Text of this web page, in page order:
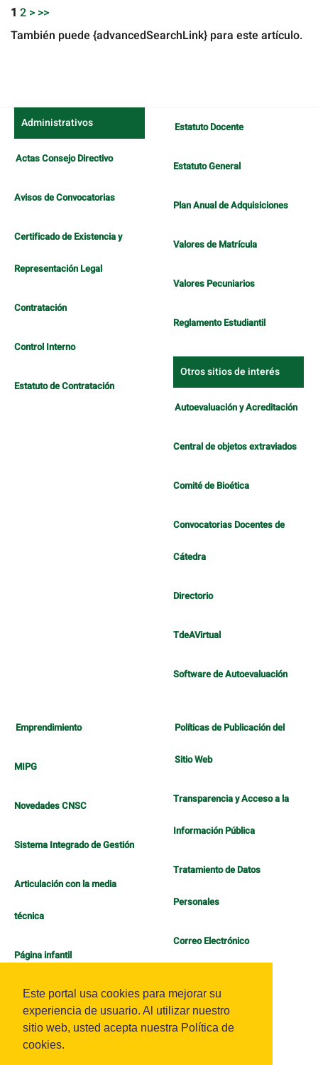
Este portal usa cookies para mejorar su
experiencia de usuario. Al utilizar nuestro
sitio web, usted acepta nuestra Política de
cookies.
1 2 > >>
También puede {advancedSearchLink} para este artículo.
Administrativos
Actas Consejo Directivo
Avisos de Convocatorias
Certificado de Existencia y
Representación Legal
Contratación
Control Interno
Estatuto de Contratación
Estatuto Docente
Estatuto General
Plan Anual de Adquisiciones
Valores de Matrícula
Valores Pecuniarios
Reglamento Estudiantil
Otros sitios de interés
Autoevaluación y Acreditación
Central de objetos extraviados
Comité de Bioética
Convocatorias Docentes de
Cátedra
Directorio
TdeAVirtual
Software de Autoevaluación
Emprendimiento
MIPG
Novedades CNSC
Sistema Integrado de Gestión
Articulación con la media
técnica
Página infantil
Políticas de Publicación del
Sitio Web
Transparencia y Acceso a la
Información Pública
Tratamiento de Datos
Personales
Correo Electrónico